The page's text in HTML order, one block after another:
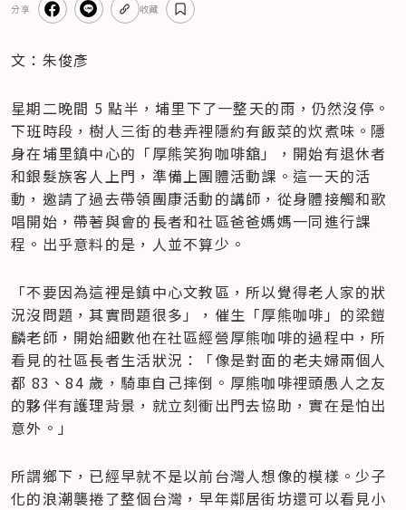
分享 收藏
文：朱俊彥
星期二晚間 5 點半，埔里下了一整天的雨，仍然沒停。
下班時段，樹人三街的巷弄裡隱約有飯菜的炊煮味。隱
身在埔里鎮中心的「厚熊笑狗咖啡舘」，開始有退休者
和銀髮族客人上門，準備上團體活動課。這一天的活
動，邀請了過去帶領團康活動的講師，從身體接觸和歌
唱開始，帶著與會的長者和社區爸爸媽媽一同進行課
程。出乎意料的是，人並不算少。
「不要因為這裡是鎮中心文教區，所以覺得老人家的狀
況沒問題，其實問題很多」，催生「厚熊咖啡」的梁鎧
麟老師，開始細數他在社區經營厚熊咖啡的過程中，所
看見的社區長者生活狀況：「像是對面的老夫婦兩個人
都 83、84 歲，騎車自己摔倒。厚熊咖啡裡頭愚人之友
的夥伴有護理背景，就立刻衝出門去協助，實在是怕出
意外。」
所謂鄉下，已經早就不是以前台灣人想像的模樣。少子
化的浪潮襲捲了整個台灣，早年鄰居街坊還可以看見小